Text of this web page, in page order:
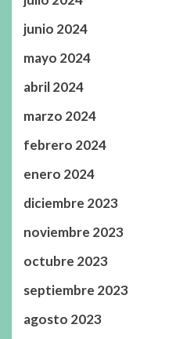
junio 2024
mayo 2024
abril 2024
marzo 2024
febrero 2024
enero 2024
diciembre 2023
noviembre 2023
octubre 2023
septiembre 2023
agosto 2023